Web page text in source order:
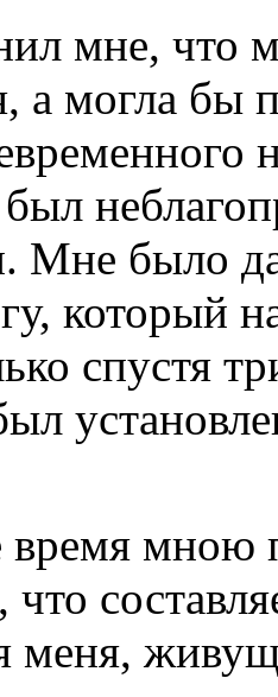
мне, что
а могла бы
был
Мне было
который
спустя
мною
что
меня,